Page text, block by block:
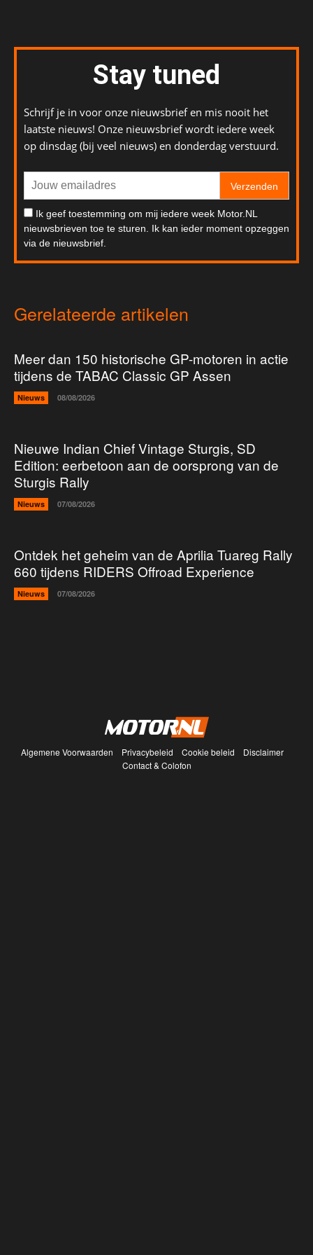
Stay tuned
Schrijf je in voor onze nieuwsbrief en mis nooit het
laatste nieuws! Onze nieuwsbrief wordt iedere week
op dinsdag (bij veel nieuws) en donderdag verstuurd.
Verzenden
Ik geef toestemming om mij iedere week Motor.NL
nieuwsbrieven toe te sturen. Ik kan ieder moment opzeggen
via de nieuwsbrief.
Gerelateerde artikelen
Meer dan 150 historische GP-motoren in actie
tijdens de TABAC Classic GP Assen
Nieuws 08/08/2026
Nieuwe Indian Chief Vintage Sturgis, SD
Edition: eerbetoon aan de oorsprong van de
Sturgis Rally
Nieuws 07/08/2026
Ontdek het geheim van de Aprilia Tuareg Rally
660 tijdens RIDERS Offroad Experience
Nieuws 07/08/2026
Algemene Voorwaarden Privacybeleid Cookie beleid
Disclaimer
Contact & Colofon